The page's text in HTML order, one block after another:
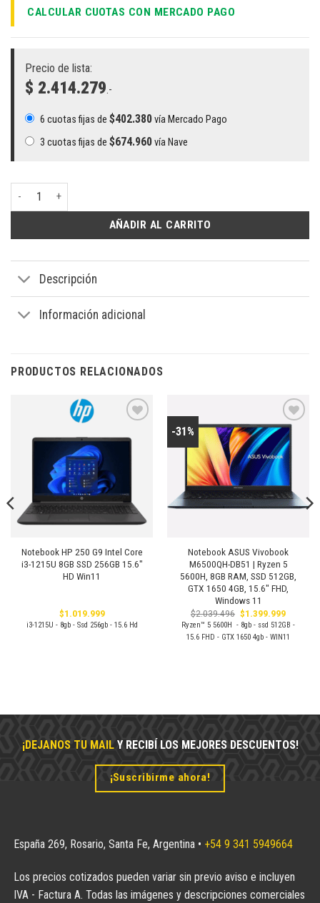
CALCULAR CUOTAS CON MERCADO PAGO
Precio de lista:
$ 2.414.279.-
6 cuotas fijas de $402.380vía Mercado Pago
3 cuotas fijas de $674.960vía Nave
Notebook Asus ExpertBook P3605 i7 | Intel Core i7-13620H, 16GB
AÑADIR AL CARRITO
Descripción
Información adicional
PRODUCTOS RELACIONADOS
a la
Notebook HP 250 G9 Intel Core
i3-1215U 8GB SSD 256GB 15.6″
HD Win11
$1.019.999
i3-1215U - 8gb - Ssd 256gb - 15.6 Hd
-31%
Añadir
a la
lista de
deseos
Notebook ASUS Vivobook
M6500QH-DB51 | Ryzen 5
5600H, 8GB RAM, SSD 512GB,
GTX 1650 4GB, 15.6″ FHD,
Windows 11
$2.039.496 El
precio
original
era:
$1.399.999El
precio
actual
es:
Ryzen™ 5 5600H - 8gb - ssd 512GB -
15.6 FHD - GTX 1650 4gb - WIN11
¡DEJANOS TU MAILY RECIBÍ LOS MEJORES DESCUENTOS!
¡Suscribirme ahora!
España 269, Rosario, Santa Fe, Argentina • +54 9 341 5949664
Los precios cotizados pueden variar sin previo aviso e incluyen
IVA - Factura A. Todas las imágenes y descripciones comerciales